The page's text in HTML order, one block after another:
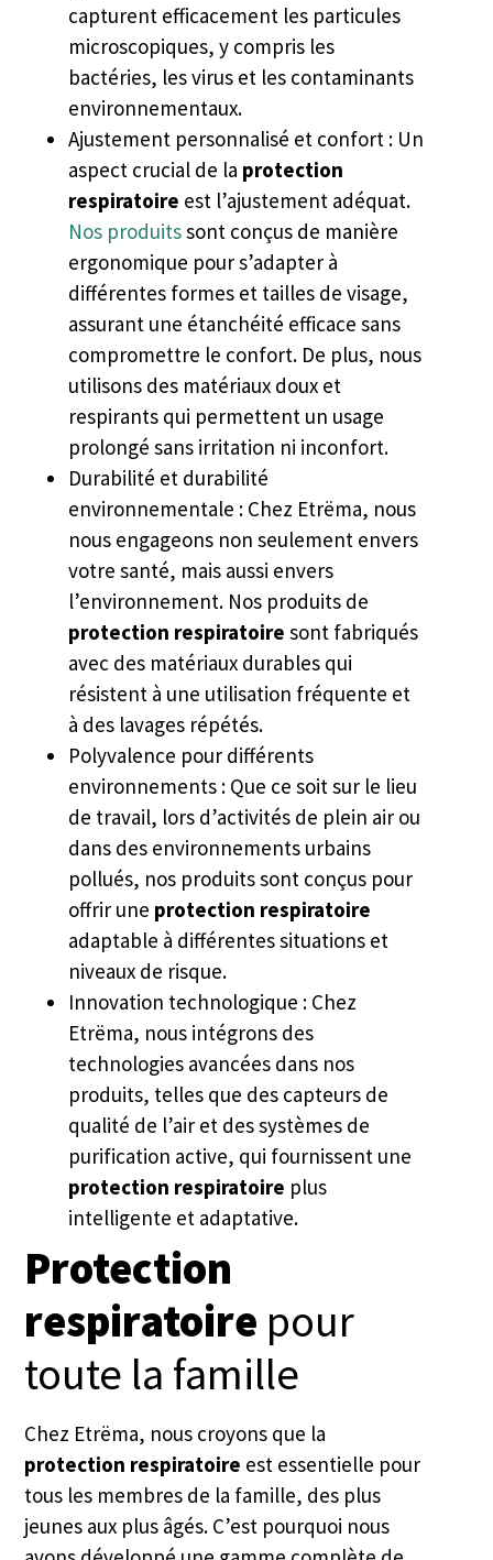
capturent efficacement les particules
microscopiques, y compris les
bactéries, les virus et les contaminants
environnementaux.
Ajustement personnalisé et confort : Un
aspect crucial de la protection
respiratoire est l’ajustement adéquat.
Nos produitssont conçus de manière
ergonomique pour s’adapter à
différentes formes et tailles de visage,
assurant une étanchéité efficace sans
compromettre le confort. De plus, nous
utilisons des matériaux doux et
respirants qui permettent un usage
prolongé sans irritation ni inconfort.
Durabilité et durabilité
environnementale : Chez Etrëma, nous
nous engageons non seulement envers
votre santé, mais aussi envers
l’environnement. Nos produits de
protection respiratoire sont fabriqués
avec des matériaux durables qui
résistent à une utilisation fréquente et
à des lavages répétés.
Polyvalence pour différents
environnements : Que ce soit sur le lieu
de travail, lors d’activités de plein air ou
dans des environnements urbains
pollués, nos produits sont conçus pour
offrir une protection respiratoire
adaptable à différentes situations et
niveaux de risque.
Innovation technologique : Chez
Etrëma, nous intégrons des
technologies avancées dans nos
produits, telles que des capteurs de
qualité de l’air et des systèmes de
purification active, qui fournissent une
protection respiratoire plus
intelligente et adaptative.
Protection
respiratoire pour
toute la famille
Chez Etrëma, nous croyons que la
protection respiratoire est essentielle pour
tous les membres de la famille, des plus
jeunes aux plus âgés. C’est pourquoi nous